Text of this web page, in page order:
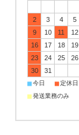
2
3 4 5
9
10 11 12
16
17 18 19
23
24 25 26
30
31
■今日 ■定休日
■発送業務のみ